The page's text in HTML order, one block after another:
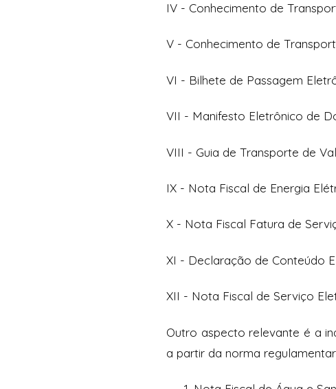
IV - Conhecimento de
V - Conhecimento de
VI - Bilhete de Passagem
VII - Manifesto Eletrônico de
VIII - Guia de Transporte de
IX - Nota Fiscal de Energia
X - Nota Fiscal Fatura de
XI - Declaração de Conteúdo
XII - Nota Fiscal de Serviço
Outro aspecto relevante é a
a partir da norma